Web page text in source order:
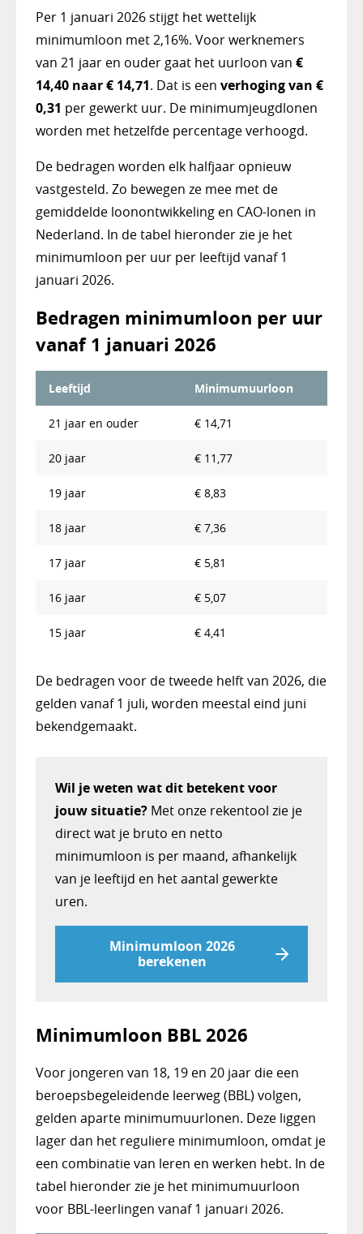
Per 1 januari 2026 stijgt het wettelijk
minimumloon met 2,16%. Voor werknemers
van 21 jaar en ouder gaat het uurloon van €
14,40 naar € 14,71. Dat is een verhoging van €
0,31 per gewerkt uur. De minimumjeugdlonen
worden met hetzelfde percentage verhoogd.
De bedragen worden elk halfjaar opnieuw
vastgesteld. Zo bewegen ze mee met de
gemiddelde loonontwikkeling en CAO-lonen in
Nederland. In de tabel hieronder zie je het
minimumloon per uur per leeftijd vanaf 1
januari 2026.
Bedragen minimumloon per uur
vanaf 1 januari 2026
Leeftijd Minimumuurloon
21 jaar en ouder € 14,71
20 jaar € 11,77
19 jaar € 8,83
18 jaar € 7,36
17 jaar € 5,81
16 jaar € 5,07
15 jaar € 4,41
De bedragen voor de tweede helft van 2026, die
gelden vanaf 1 juli, worden meestal eind juni
bekendgemaakt.
Wil je weten wat dit betekent voor
jouw situatie? Met onze rekentool zie je
direct wat je bruto en netto
minimumloon is per maand, afhankelijk
van je leeftijd en het aantal gewerkte
uren.
Minimumloon 2026
berekenen
Minimumloon BBL 2026
Voor jongeren van 18, 19 en 20 jaar die een
beroepsbegeleidende leerweg (BBL) volgen,
gelden aparte minimumuurlonen. Deze liggen
lager dan het reguliere minimumloon, omdat je
een combinatie van leren en werken hebt. In de
tabel hieronder zie je het minimumuurloon
voor BBL-leerlingen vanaf 1 januari 2026.